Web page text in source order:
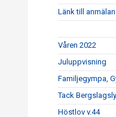
Länk till anmälan
Våren 2022
Juluppvisning
Familjegympa,
Tack
Höstlov v.44